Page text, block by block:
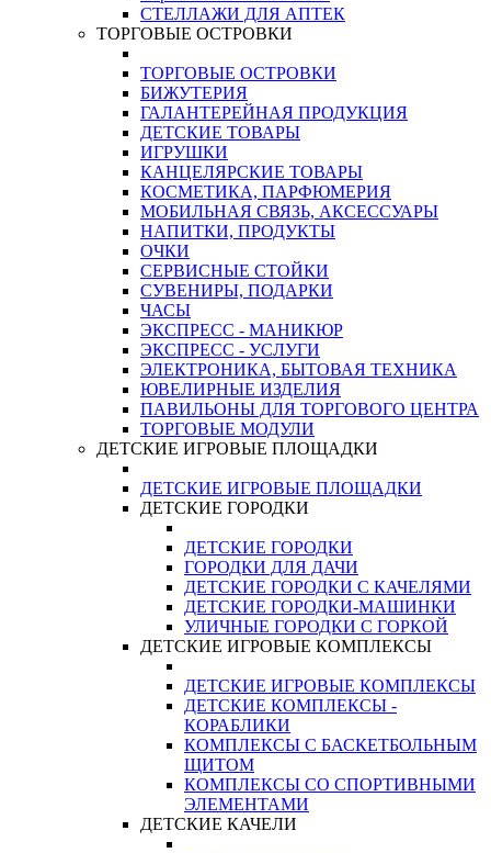
СТЕЛЛАЖИ ДЛЯ АПТЕК
ТОРГОВЫЕ ОСТРОВКИ
ТОРГОВЫЕ ОСТРОВКИ
БИЖУТЕРИЯ
ГАЛАНТЕРЕЙНАЯ ПРОДУКЦИЯ
ДЕТСКИЕ ТОВАРЫ
ИГРУШКИ
КАНЦЕЛЯРСКИЕ ТОВАРЫ
КОСМЕТИКА, ПАРФЮМЕРИЯ
МОБИЛЬНАЯ СВЯЗЬ, АКСЕССУАРЫ
НАПИТКИ, ПРОДУКТЫ
ОЧКИ
СЕРВИСНЫЕ СТОЙКИ
СУВЕНИРЫ, ПОДАРКИ
ЧАСЫ
ЭКСПРЕСС - МАНИКЮР
ЭКСПРЕСС - УСЛУГИ
ЭЛЕКТРОНИКА, БЫТОВАЯ ТЕХНИКА
ЮВЕЛИРНЫЕ ИЗДЕЛИЯ
ПАВИЛЬОНЫ ДЛЯ ТОРГОВОГО ЦЕНТРА
ТОРГОВЫЕ МОДУЛИ
ДЕТСКИЕ ИГРОВЫЕ ПЛОЩАДКИ
ДЕТСКИЕ ИГРОВЫЕ ПЛОЩАДКИ
ДЕТСКИЕ ГОРОДКИ
ДЕТСКИЕ ГОРОДКИ
ГОРОДКИ ДЛЯ ДАЧИ
ДЕТСКИЕ ГОРОДКИ С КАЧЕЛЯМИ
ДЕТСКИЕ ГОРОДКИ-МАШИНКИ
УЛИЧНЫЕ ГОРОДКИ С ГОРКОЙ
ДЕТСКИЕ ИГРОВЫЕ КОМПЛЕКСЫ
ДЕТСКИЕ ИГРОВЫЕ КОМПЛЕКСЫ
ДЕТСКИЕ КОМПЛЕКСЫ -
КОРАБЛИКИ
КОМПЛЕКСЫ С БАСКЕТБОЛЬНЫМ
ЩИТОМ
КОМПЛЕКСЫ СО СПОРТИВНЫМИ
ЭЛЕМЕНТАМИ
ДЕТСКИЕ КАЧЕЛИ